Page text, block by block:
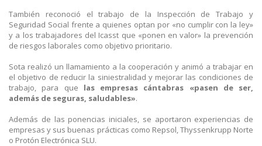
También reconoció el trabajo de la Inspección de Trabajo y
Seguridad Social frente a quienes optan por «no cumplir con la ley»
y a los trabajadores del Icasst que «ponen en valor» la prevención
de riesgos laborales como objetivo prioritario.
Sota realizó un llamamiento a la cooperación y animó a trabajar en
el objetivo de reducir la siniestralidad y mejorar las condiciones de
trabajo, para que las empresas cántabras «pasen de ser,
además de seguras, saludables».
Además de las ponencias iniciales, se aportaron experiencias de
empresas y sus buenas prácticas como Repsol, Thyssenkrupp Norte
o Protón Electrónica SLU.